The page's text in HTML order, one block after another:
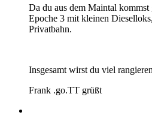
Da du aus dem Maintal
Epoche 3 mit kleinen
Privatbahn.
Insgesamt wirst du viel
Frank .go.TT grüßt